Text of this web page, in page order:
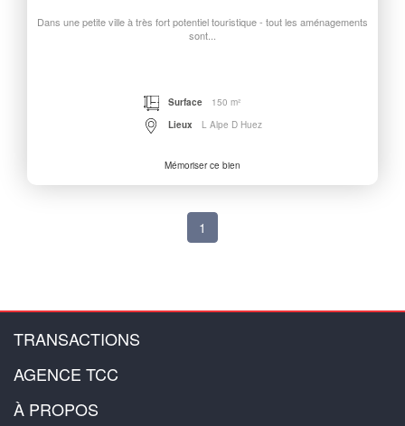
Dans une petite ville à très fort potentiel touristique - tout les aménagements
sont...
Surface
150 m²
Lieux
L Alpe D Huez
Mémoriser ce bien
1
TRANSACTIONS
AGENCE TCC
À PROPOS